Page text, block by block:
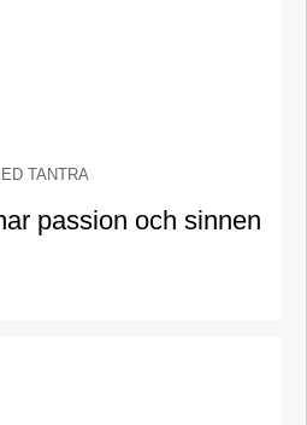
TANTRA
passion och sinnen